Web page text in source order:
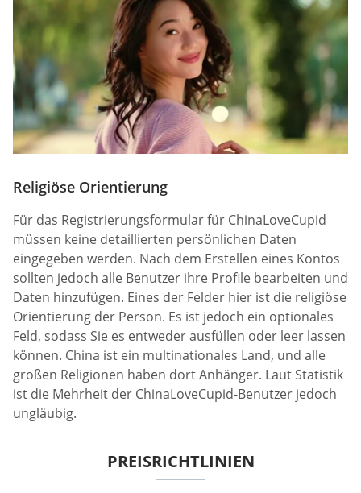
Religiöse Orientierung
Für das Registrierungsformular für ChinaLoveCupid
müssen keine detaillierten persönlichen Daten
eingegeben werden. Nach dem Erstellen eines Kontos
sollten jedoch alle Benutzer ihre Profile bearbeiten und
Daten hinzufügen. Eines der Felder hier ist die religiöse
Orientierung der Person. Es ist jedoch ein optionales
Feld, sodass Sie es entweder ausfüllen oder leer lassen
können. China ist ein multinationales Land, und alle
großen Religionen haben dort Anhänger. Laut Statistik
ist die Mehrheit der ChinaLoveCupid-Benutzer jedoch
ungläubig.
PREISRICHTLINIEN